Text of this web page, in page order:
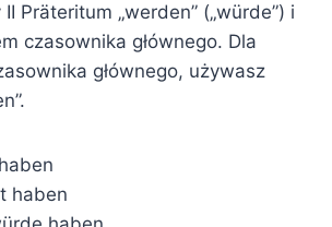
Präteritum „werden” („würde”) i
czasownika głównego. Dla
głównego, używasz
haben